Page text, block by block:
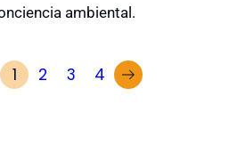
ambiental.
1 2 3 4